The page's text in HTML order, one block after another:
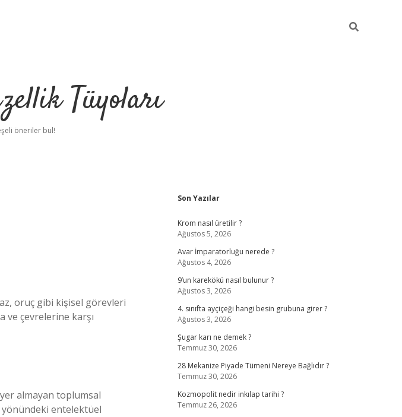
Tüyoları
öneriler bul!
oruç gibi kişisel görevleri
ve çevrelerine karşı
yönündeki entelektüel
Sidebar
Son Yazılar
Krom nasıl üretilir ?
Ağustos 5, 2026
Avar İmparatorluğu nerede ?
Ağustos 4, 2026
9’un karekökü nasıl bulunur ?
Ağustos 3, 2026
4. sınıfta ayçiçeği hangi besin grubuna girer ?
Ağustos 3, 2026
Şugar karı ne demek ?
Temmuz 30, 2026
28 Mekanize Piyade Tümeni Nereye Bağlıdır ?
Temmuz 30, 2026
Kozmopolit nedir inkılap tarihi ?
Temmuz 26, 2026
hiltonbet girişilbet giriş yap